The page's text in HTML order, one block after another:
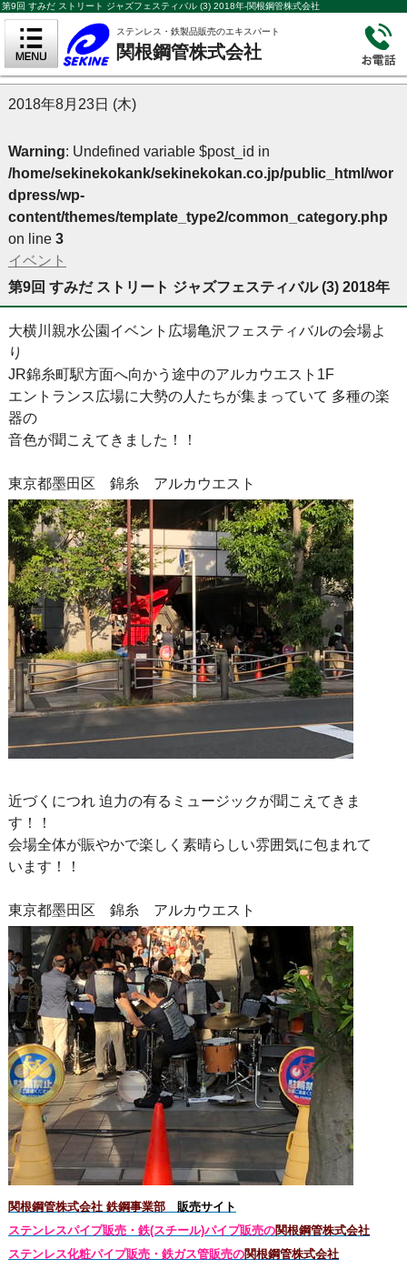
第9回 すみだ ストリート ジャズフェスティバル (3) 2018年-関根鋼管株式会社
ステンレス・鉄製品販売のエキスパート
関根鋼管株式会社
2018年8月23日 (木)
Warning: Undefined variable $post_id in
/home/sekinekokank/sekinekokan.co.jp/public_html/wor
dpress/wp-
content/themes/template_type2/common_category.php
on line 3
イベント
第9回 すみだ ストリート ジャズフェスティバル (3) 2018年
大横川親水公園イベント広場亀沢フェスティバルの会場よ
り
JR錦糸町駅方面へ向かう途中のアルカウエスト1F
エントランス広場に大勢の人たちが集まっていて 多種の楽
器の
音色が聞こえてきました！！
東京都墨田区 錦糸 アルカウエスト
近づくにつれ 迫力の有るミュージックが聞こえてきま
す！！
会場全体が賑やかで楽しく素晴らしい雰囲気に包まれて
います！！
東京都墨田区 錦糸 アルカウエスト
関根鋼管株式会社 鉄鋼事業部 販売サイト
ステンレスパイプ販売・鉄(スチール)パイプ販売の関根鋼管株式会社
ステンレス化粧パイプ販売・鉄ガス管販売の関根鋼管株式会社